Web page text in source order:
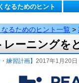
なるためのヒント
なるためのヒント一覧 >
レーニング
練習計画】 2017年1月20日